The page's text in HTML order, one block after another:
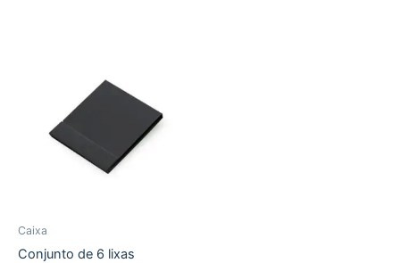
Caixa
Conjunto de 6 lixas